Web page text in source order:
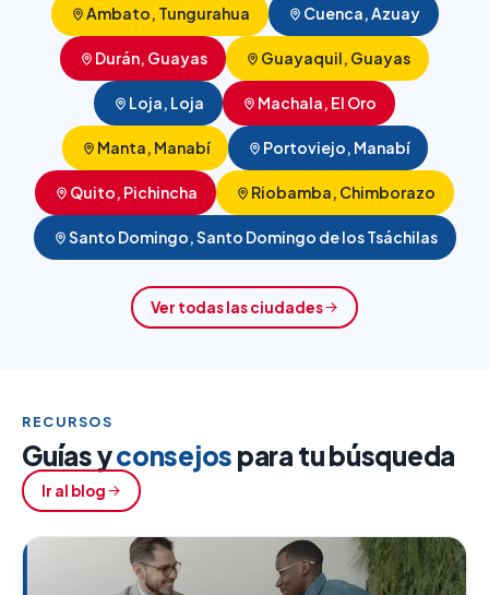
Ambato, Tungurahua Cuenca, Azuay
Durán, Guayas Guayaquil, Guayas
Loja, Loja Machala, El Oro
Manta, Manabí Portoviejo, Manabí
Quito, Pichincha Riobamba, Chimborazo
Santo Domingo, Santo Domingo de los Tsáchilas
Ver todas las ciudades
RECURSOS
Guías yconsejos para tu búsqueda
Ir al blog